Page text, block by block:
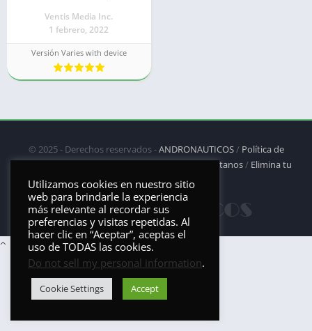
Ventis Media Inc.
1 febrero, 2022
Versión Varies with device
© 2025 - Derechos reservados -ANDRONAUTICOS/ Política de
privacidad/Política de Cookies/DMCA/Contáctanos/ Elimina tu
aplicación
Utilizamos cookies en nuestro sitio
web para brindarle la experiencia
más relevante al recordar sus
preferencias y visitas repetidas. Al
hacer clic en “Aceptar”, aceptas el
uso de TODAS las cookies.
Do not sell my personal information.
Cookie Settings Accept